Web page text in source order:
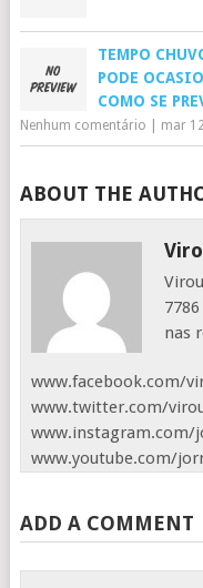
TEMPO
PODE
COMO SE
Nenhum comentário mar
ABOUT THE
nas
www.facebook.com/
www.twitter.com/
www.instagram.com/
www.youtube.com/
ADD A COMMENT